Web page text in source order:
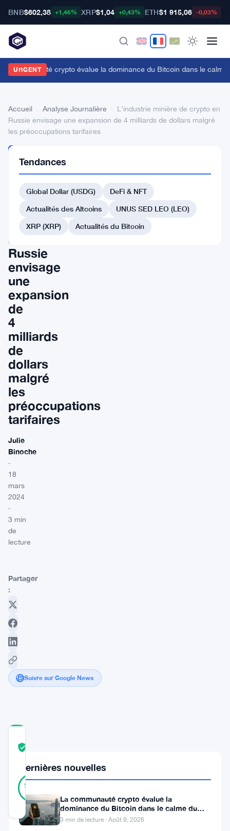
BNB$602,38 +1,46% XRP$1,04 +0,43% ETH$1 915,06 -0,03%
URGENT
communauté crypto évalue la dominance du Bitcoin dans le calme
Accueil Analyse Journalière
L’industrie minière de crypto en
Russie envisage une expansion de 4 milliards de dollars malgré
les préoccupations tarifaires
JOURNALIÈRE
minière
crypto
en
Russie
envisage
une
expansion
de
4
milliards
de
dollars
malgré
les
préoccupations
tarifaires
Julie
Binoche
·
18
mars
2024
·
3 min
de
lecture
Partager
:
Suivre sur Google News
92
RÉEL
Vérifié
Mis à jour 2 ans il y a
Tendances
Global Dollar (USDG)
DeFi & NFT
Actualités des Altcoins
UNUS SED LEO (LEO)
XRP (XRP)
Actualités du Bitcoin
Dernières nouvelles
La communauté crypto évalue la
dominance du Bitcoin dans le calme du
week-end
3 min de lecture · Août 9, 2026